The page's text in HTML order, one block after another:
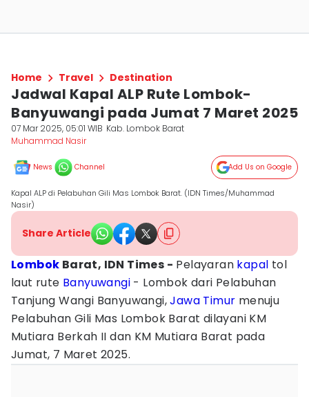
Home Travel Destination
Jadwal Kapal ALP Rute Lombok-
Banyuwangi pada Jumat 7 Maret 2025
07 Mar 2025, 05:01 WIB Kab. Lombok Barat
Muhammad Nasir
News Channel Add Us on Google
Kapal ALP di Pelabuhan Gili Mas Lombok Barat. (IDN Times/Muhammad
Nasir)
Share Article
Lombok Barat, IDN Times - Pelayaran kapal tol
laut rute Banyuwangi - Lombok dari Pelabuhan
Tanjung Wangi Banyuwangi,Jawa Timur menuju
Pelabuhan Gili Mas Lombok Barat dilayani KM
Mutiara Berkah II dan KM Mutiara Barat pada
Jumat, 7 Maret 2025.